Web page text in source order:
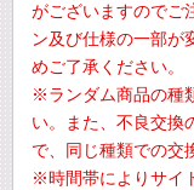
がございますのでご
ン及び仕様の一部が
めご了承ください。
※ランダム商品の種
い。また、不良交換
で、同じ種類での交
※時間帯によりサイ